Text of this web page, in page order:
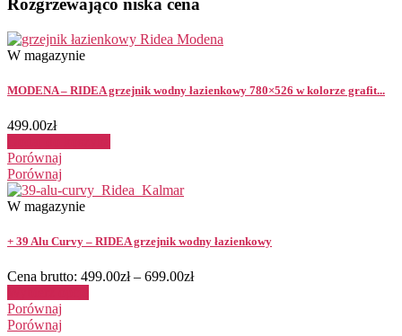
Rozgrzewająco niska cena
W magazynie
MODENA – RIDEA grzejnik wodny łazienkowy 780×526 w kolorze grafit...
499.00zł
Porównaj
Porównaj
W magazynie
+ 39 Alu Curvy – RIDEA grzejnik wodny łazienkowy
Cena brutto: 499.00zł– 699.00zł
Porównaj
Porównaj